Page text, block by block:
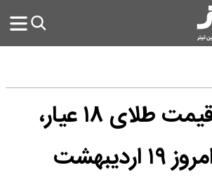
جدیدترین قیمت طلای ۱۸ عیار،